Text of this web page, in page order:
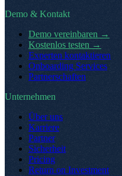
Demo & Kontakt
Demo vereinbaren →
Kostenlos testen →
Experten kontaktieren
Onboarding Services
Partnerschaften
Unternehmen
Über uns
Karriere
Partner
Sicherheit
Pricing
Return on Investment